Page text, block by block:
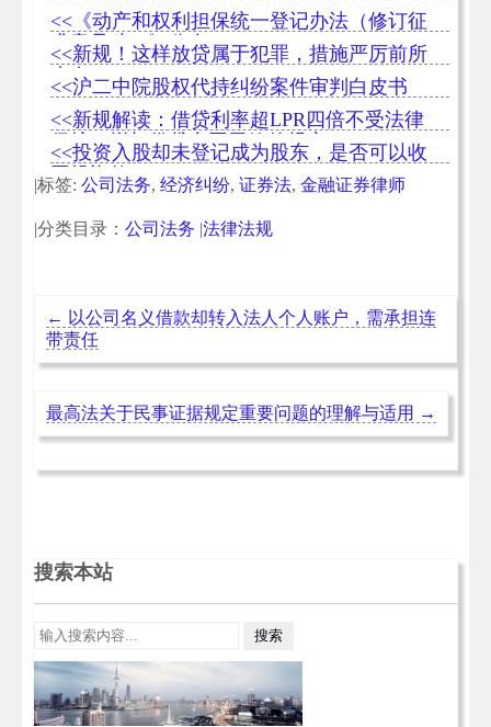
<<《动产和权利担保统一登记办法（修订征
求意见稿）》公布
<<新规！这样放贷属于犯罪，措施严厉前所
未有！
<<沪二中院股权代持纠纷案件审判白皮书
<<新规解读：借贷利率超LPR四倍不受法律
保护，增加借贷合同无效的规定
<<投资入股却未登记成为股东，是否可以收
回投资款
|标签: 公司法务, 经济纠纷, 证券法, 金融证券律师
|分类目录： 公司法务 |法律法规
← 以公司名义借款却转入法人个人账户，需承担连
带责任
最高法关于民事证据规定重要问题的理解与适用 →
搜索本站